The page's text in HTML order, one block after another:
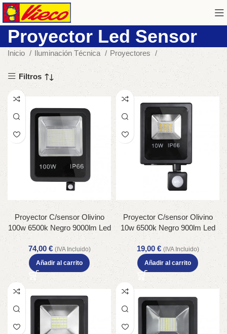
Proyector Led Sensor
Inicio Iluminación Técnica Proyectores
Filtros
Proyector C/sensor Olivino
100w 6500k Negro 9000lm Led
Sm Ip66 39,5×28,5×7 Cm
74,00€ (IVA Incluido)
Añadir al carrito
Proyector C/sensor Olivino
10w 6500k Negro 900lm Led
Sm Ip66 19×11,5×5 Cm
19,00 € (IVA Incluido)
Añadir al carrito